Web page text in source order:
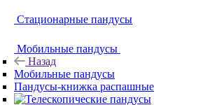
Стационарные пандусы
Мобильные пандусы
Назад
Мобильные пандусы
Пандусы-книжка распашные